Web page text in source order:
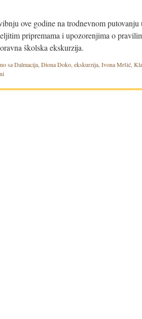
ove godine na trodnevnom putovanju
pripremama i upozorenjima o
školska ekskurzija.
saDalmacija, Diona Doko, ekskurzija, Ivona Mršić,